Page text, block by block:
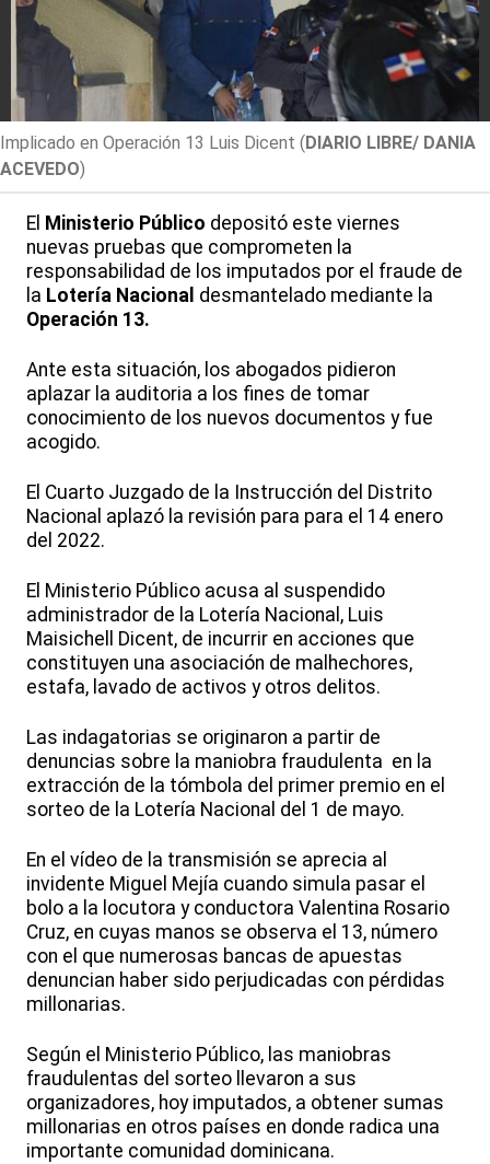
Implicado en Operación 13 Luis Dicent ( DIARIO LIBRE/ DANIA
ACEVEDO)
El Ministerio Público depositó este viernes
nuevas pruebas que comprometen la
responsabilidad de los imputados por el fraude de
la Lotería Nacional desmantelado mediante la
Operación 13.
Ante esta situación, los abogados pidieron
aplazar la auditoria a los fines de tomar
conocimiento de los nuevos documentos y fue
acogido.
El Cuarto Juzgado de la Instrucción del Distrito
Nacional aplazó la revisión para para el 14 enero
del 2022.
El Ministerio Público acusa al suspendido
administrador de la Lotería Nacional, Luis
Maisichell Dicent, de incurrir en acciones que
constituyen una asociación de malhechores,
estafa, lavado de activos y otros delitos.
Las indagatorias se originaron a partir de
denuncias sobre la maniobra fraudulenta en la
extracción de la tómbola del primer premio en el
sorteo de la Lotería Nacional del 1 de mayo.
En el vídeo de la transmisión se aprecia al
invidente Miguel Mejía cuando simula pasar el
bolo a la locutora y conductora Valentina Rosario
Cruz, en cuyas manos se observa el 13, número
con el que numerosas bancas de apuestas
denuncian haber sido perjudicadas con pérdidas
millonarias.
Según el Ministerio Público, las maniobras
fraudulentas del sorteo llevaron a sus
organizadores, hoy imputados, a obtener sumas
millonarias en otros países en donde radica una
importante comunidad dominicana.